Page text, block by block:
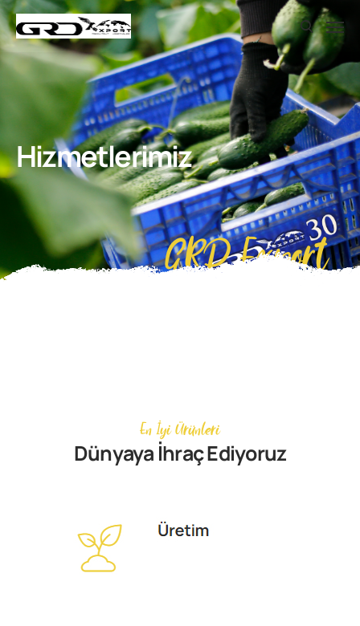
Hizmetlerimiz
GRD Export
En İyi Ürünleri
Dünyaya İhraç Ediyoruz